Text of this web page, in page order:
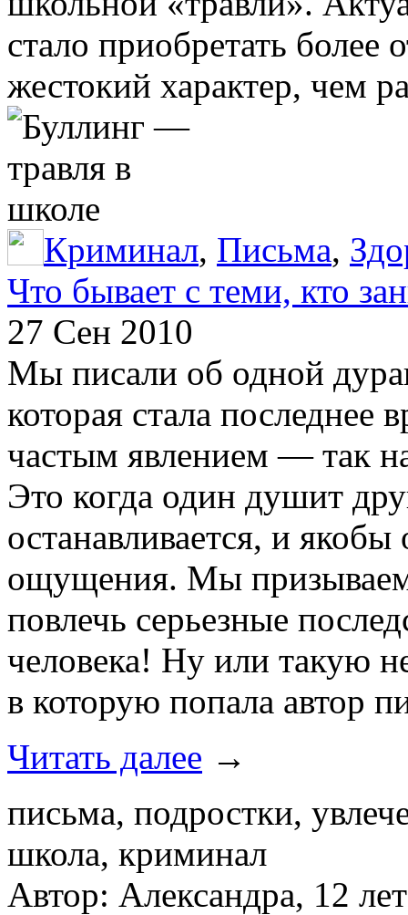
стало приобретать более
жестокий характер, чем
Криминал, Письма,
Что бывает с теми, кто
27 Сен 2010
Мы писали об одной
которая стала
частым явлением — так
Это когда один душит
останавливается, и
ощущения. Мы призываем
повлечь серьезные
человека! Ну или такую
в которую попала автор
Читать далее →
письма, подростки,
школа, криминал
Автор: Александра, 12 лет